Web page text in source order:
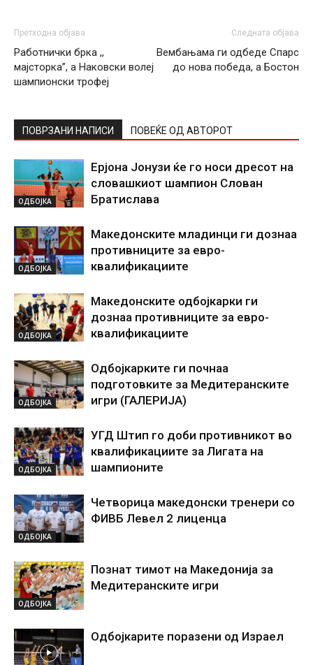
Претходна објава
Работнички брка ,,
мајсторка”, а Наковски волеј
шампионски трофеј
Следната објава
Вембањама ги одбеде Спарс
до нова победа, а Бостон
ПОВРЗАНИ НАПИСИ ПОВЕЌЕ ОД АВТОРОТ
ОДБОЈКА
Ерјона Јонузи ќе го носи дресот на
словашкиот шампион Слован
Братислава
ОДБОЈКА
Македонските младинци ги дознаа
противниците за евро-
квалификациите
ОДБОЈКА
Македонските одбојкарки ги
дознаа противниците за евро-
квалификациите
ОДБОЈКА
Одбојкарките ги почнаа
подготовките за Медитеранските
игри (ГАЛЕРИЈА)
ОДБОЈКА
УГД Штип го доби противникот во
квалификациите за Лигата на
шампионите
ОДБОЈКА
Четворица македонски тренери со
ФИВБ Левел 2 лиценца
ОДБОЈКА
Познат тимот на Македонија за
Медитеранските игри
Одбојкарите поразени од Израел